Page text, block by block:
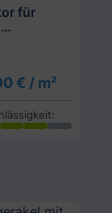
für
€ / m²